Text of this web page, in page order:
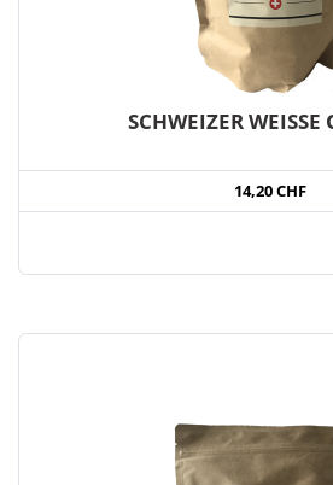
SCHWEIZER
14,20 CHF